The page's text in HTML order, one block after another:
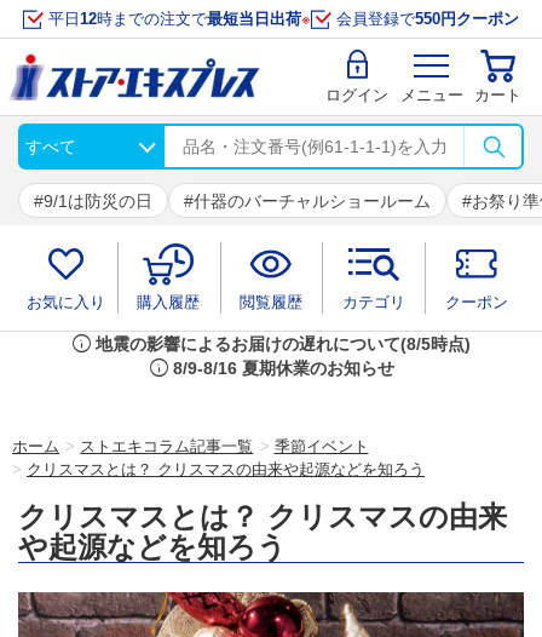
平日 12時までの注文で最短当日出荷※ 会員登録で550円クーポン
ログイン メニュー カート
9/1は防災の日 什器のバーチャルショールーム お祭り
お気に入り 購入履歴 閲覧履歴 カテゴリ クーポン
info 地震の影響によるお届けの遅れについて(8/5時点)
info 8/9-8/16 夏期休業のお知らせ
ホーム > ストエキコラム記事一覧 > 季節イベント
> クリスマスとは？ クリスマスの由来や起源などを知ろう
クリスマスとは？ クリスマスの由来
や起源などを知ろう